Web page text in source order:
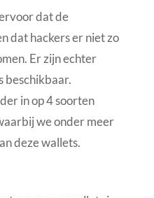
dat de
dat hackers er niet zo
Er zijn echter
beschikbaar.
in op 4 soorten
we onder meer
deze wallets.